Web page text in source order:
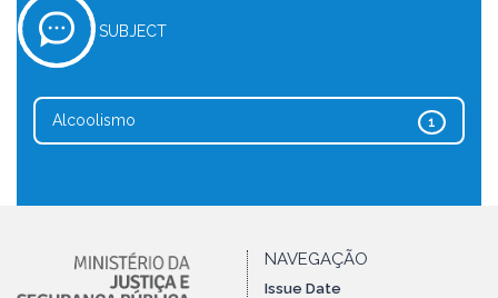
SUBJECT
1
Alcoolismo
NAVEGAÇÃO
Issue Date